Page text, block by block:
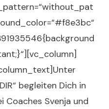
begleiten Dich in
Coaches Svenja und